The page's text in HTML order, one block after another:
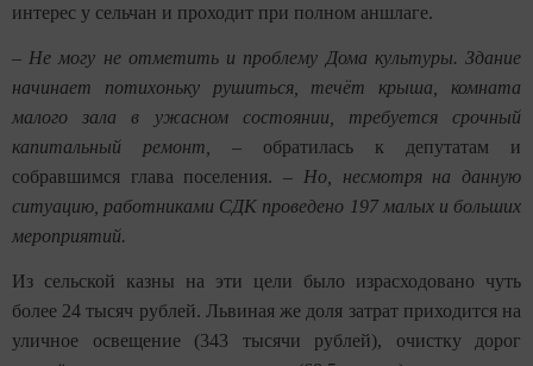
интерес у сельчан и проходит при полном аншлаге.
– Не могу не отметить и проблему Дома культуры. Здание
начинает потихоньку рушиться, течёт крыша, комната
малого зала в ужасном состоянии, требуется срочный
капитальный ремонт,
– обратилась к депутатам и
собравшимся глава поселения. – Но, несмотря на данную
ситуацию, работниками СДК проведено 197 малых и больших
мероприятий.
Из сельской казны на эти цели было израсходовано чуть
более 24 тысяч рублей. Львиная же доля затрат приходится на
уличное освещение (343 тысячи рублей), очистку дорог